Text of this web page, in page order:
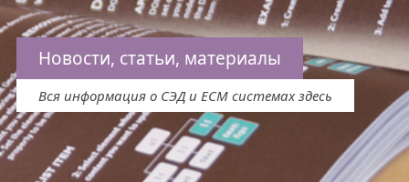
Новости, статьи, материалы
Вся информация о СЭД и ECM системах здесь